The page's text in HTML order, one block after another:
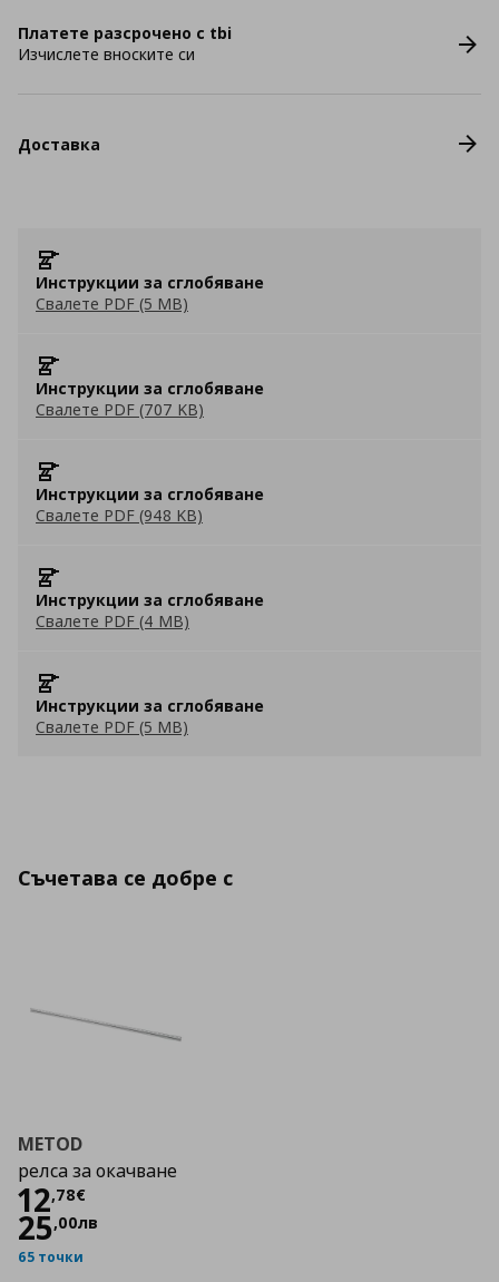
Платете разсрочено с tbi
Изчислете вноските си
Доставка
Инструкции за сглобяване
Свалете PDF (5 MB)
Инструкции за сглобяване
Свалете PDF (707 KB)
Инструкции за сглобяване
Свалете PDF (948 KB)
Инструкции за сглобяване
Свалете PDF (4 MB)
Инструкции за сглобяване
Свалете PDF (5 MB)
Съчетава се добре с
METOD
релса за окачване
12,78€
Цена
25,00лв
65 точки